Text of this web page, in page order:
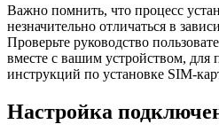
Важно помнить, что процесс
незначительно отличаться в
Проверьте руководство
вместе с вашим устройством, для
инструкций по установке SIM-
Настройка